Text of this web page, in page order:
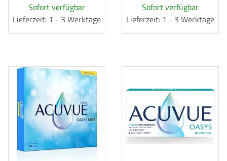
Sofort verfügbar
Lieferzeit: 1 - 3 Werktage
Sofort verfügbar
Lieferzeit: 1 - 3 Werktage